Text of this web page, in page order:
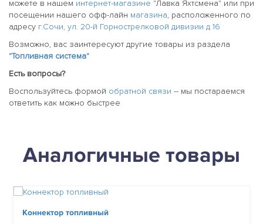
можете в нашем интернет-магазине "Лавка Яхтсмена" или при
посещении нашего офф-лайн магазина, расположенного по
адресу г.Сочи, ул. 20-й Горнострелковой дивизии д 16
Возможно, вас заинтересуют другие товары из раздела
"Топливная система"
Есть вопросы?
Воспользуйтесь формой обратной связи -- мы постараемся
ответить как можно быстрее
Аналогичные товары
Коннектор топливный